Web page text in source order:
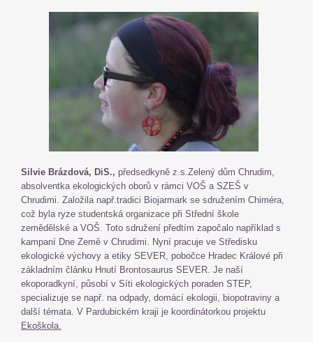
Silvie Brázdová, DiS., předsedkyně z.s.Zelený dům Chrudim,
absolventka ekologických oborů v rámci VOŠ a SZEŠ v
Chrudimi. Založila např.tradici Biojarmark se sdružením Chiméra,
což byla ryze studentská organizace při Střední škole
zemědělské a VOŠ. Toto sdružení předtím započalo například s
kampaní Dne Země v Chrudimi. Nyní pracuje ve Středisku
ekologické výchovy a etiky SEVER, pobočce Hradec Králové při
základním článku Hnutí Brontosaurus SEVER. Je naší
ekoporadkyní, působí v Síti ekologických poraden STEP,
specializuje se např. na odpady, domácí ekologii, biopotraviny a
další témata. V Pardubickém kraji je koordinátorkou projektu
Ekoškola.